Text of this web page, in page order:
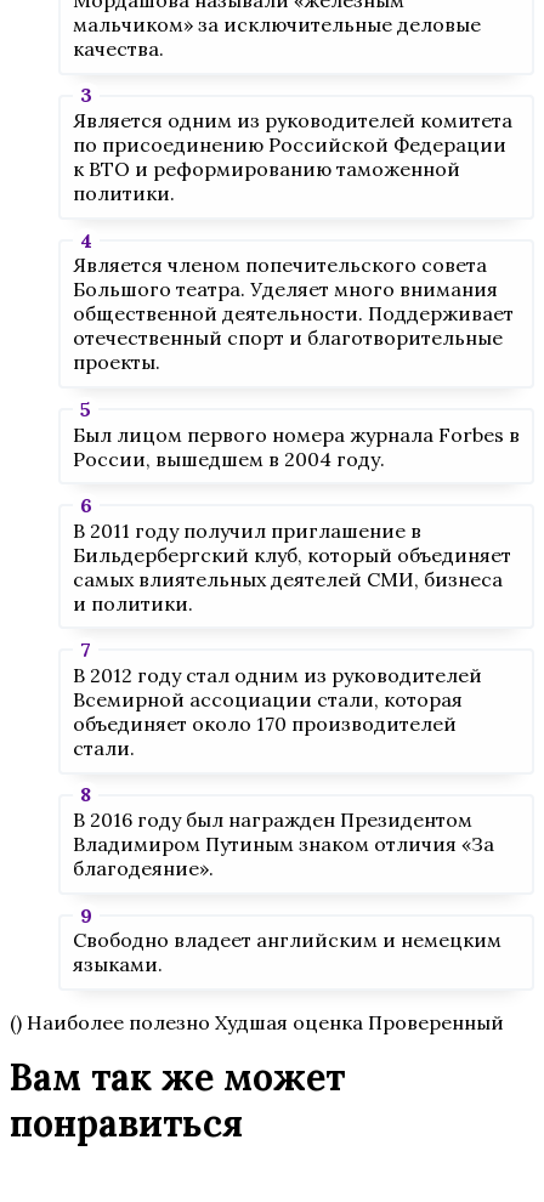
мальчиком» за исключительные деловые
качества.
Является одним из руководителей комитета
по присоединению Российской Федерации
к ВТО и реформированию таможенной
политики.
Является членом попечительского совета
Большого театра. Уделяет много внимания
общественной деятельности. Поддерживает
отечественный спорт и благотворительные
проекты.
Был лицом первого номера журнала Forbes в
России, вышедшем в 2004 году.
В 2011 году получил приглашение в
Бильдербергский клуб, который объединяет
самых влиятельных деятелей СМИ, бизнеса
и политики.
В 2012 году стал одним из руководителей
Всемирной ассоциации стали, которая
объединяет около 170 производителей
стали.
В 2016 году был награжден Президентом
Владимиром Путиным знаком отличия «За
благодеяние».
Свободно владеет английским и немецким
языками.
() Наиболее полезно Худшая оценка Проверенный
Вам так же может
понравиться